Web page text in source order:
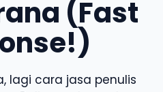
(Fast
lagi cara jasa penulis